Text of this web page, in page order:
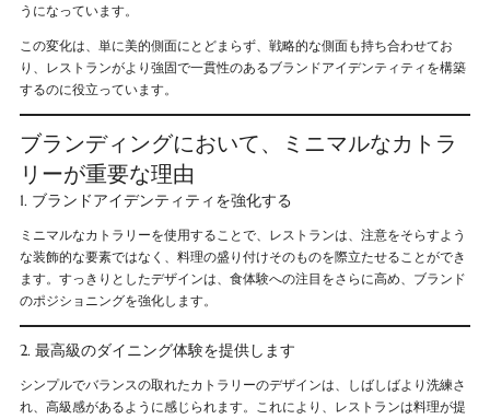
うになっています。
この変化は、単に美的側面にとどまらず、戦略的な側面も持ち合わせてお
り、レストランがより強固で一貫性のあるブランドアイデンティティを構築
するのに役立っています。
ブランディングにおいて、ミニマルなカトラ
リーが重要な理由
1. ブランドアイデンティティを強化する
ミニマルなカトラリーを使用することで、レストランは、注意をそらすよう
な装飾的な要素ではなく、料理の盛り付けそのものを際立たせることができ
ます。すっきりとしたデザインは、食体験への注目をさらに高め、ブランド
のポジショニングを強化します。
2. 最高級のダイニング体験を提供します
シンプルでバランスの取れたカトラリーのデザインは、しばしばより洗練さ
れ、高級感があるように感じられます。これにより、レストランは料理が提